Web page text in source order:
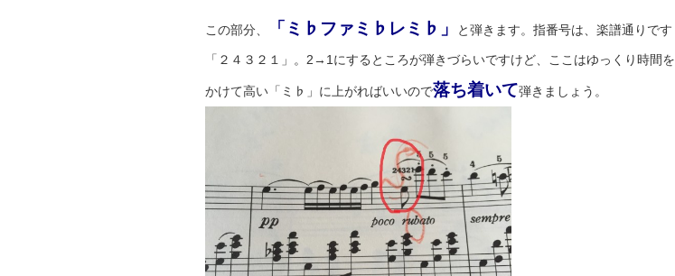
この部分、 「ミ♭ファミ♭レミ♭」 と弾きます。指番号は、楽譜通りです
「２４３２１」。2→1にするところが弾きづらいですけど、ここはゆっくり時間を
かけて高い「ミ♭」に上がればいいので落ち着いて弾きましょう。